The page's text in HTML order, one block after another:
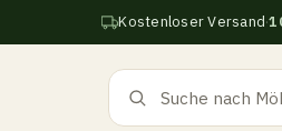
Kostenloser Versand·